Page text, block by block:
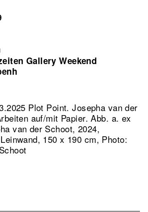
Gallery Weekend
Plot Point. Josepha van der
auf/mit Papier.Abb. a. ex
van der Schoot, 2024,
150 x 190 cm, Photo: